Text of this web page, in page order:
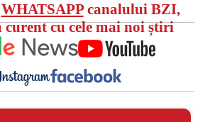
WHATSAPPcanalului BZI,
cu cele mai noi știri